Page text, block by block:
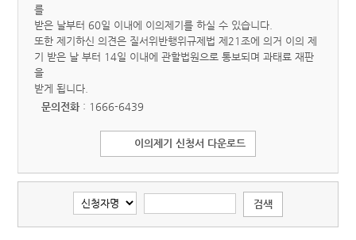
를
받은 날부터 60일 이내에 이의제기를 하실 수 있습니다.
또한 제기하신 의견은 질서위반행위규제법 제21조에 의거 이의 제
기 받은 날 부터 14일 이내에 관할법원으로 통보되며 과태료 재판
을
받게 됩니다.
문의전화 : 1666-6439
이의제기 신청서 다운로드